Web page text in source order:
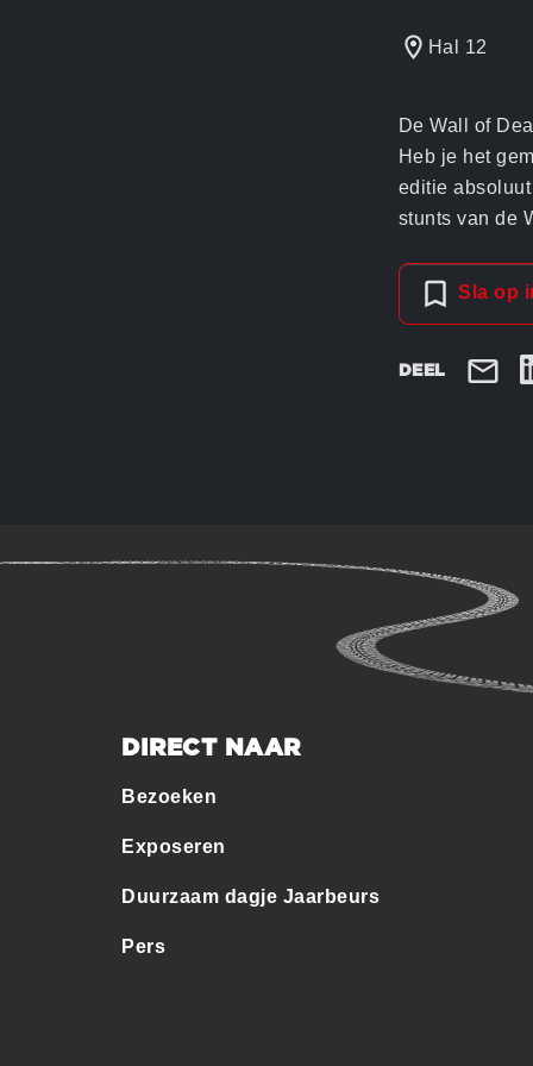
Hal 12
De Wall of
Heb je het
editie
stunts van de
Sla op
DEEL
DIRECT NAAR
Bezoeken
Exposeren
Duurzaam dagje Jaarbeurs
Pers